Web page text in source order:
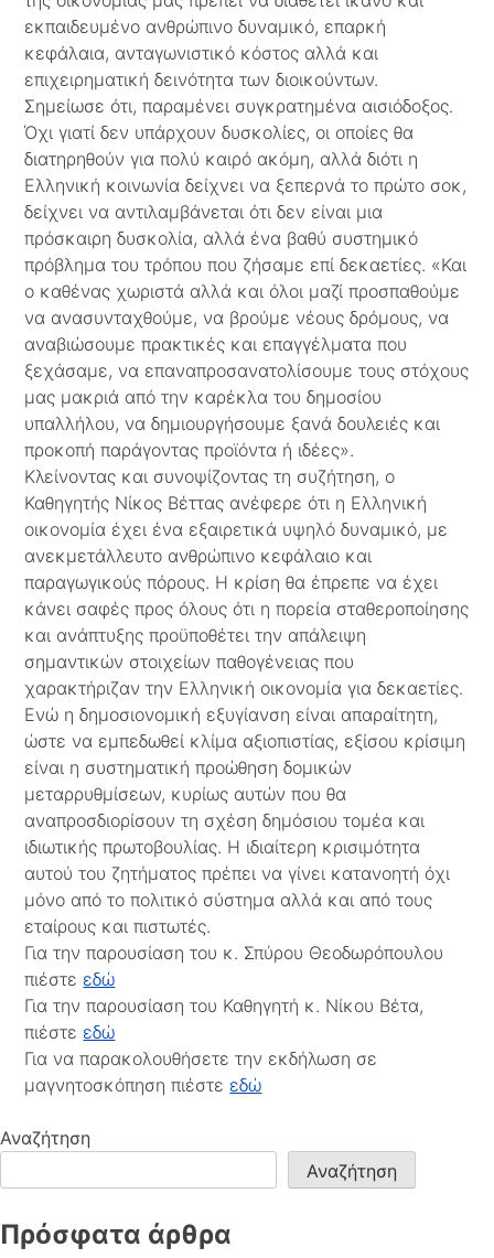
εκπαιδευμένο ανθρώπινο δυναμικό, επαρκή
κεφάλαια, ανταγωνιστικό κόστος αλλά και
επιχειρηματική δεινότητα των διοικούντων.
Σημείωσε ότι, παραμένει συγκρατημένα αισιόδοξος.
Όχι γιατί δεν υπάρχουν δυσκολίες, οι οποίες θα
διατηρηθούν για πολύ καιρό ακόμη, αλλά διότι η
Ελληνική κοινωνία δείχνει να ξεπερνά το πρώτο σοκ,
δείχνει να αντιλαμβάνεται ότι δεν είναι μια
πρόσκαιρη δυσκολία, αλλά ένα βαθύ συστημικό
πρόβλημα του τρόπου που ζήσαμε επί δεκαετίες. «Και
ο καθένας χωριστά αλλά και όλοι μαζί προσπαθούμε
να ανασυνταχθούμε, να βρούμε νέους δρόμους, να
αναβιώσουμε πρακτικές και επαγγέλματα που
ξεχάσαμε, να επαναπροσανατολίσουμε τους στόχους
μας μακριά από την καρέκλα του δημοσίου
υπαλλήλου, να δημιουργήσουμε ξανά δουλειές και
προκοπή παράγοντας προϊόντα ή ιδέες».
Κλείνοντας και συνοψίζοντας τη συζήτηση, ο
Καθηγητής Νίκος Βέττας ανέφερε ότι η Ελληνική
οικονομία έχει ένα εξαιρετικά υψηλό δυναμικό, με
ανεκμετάλλευτο ανθρώπινο κεφάλαιο και
παραγωγικούς πόρους. Η κρίση θα έπρεπε να έχει
κάνει σαφές προς όλους ότι η πορεία σταθεροποίησης
και ανάπτυξης προϋποθέτει την απάλειψη
σημαντικών στοιχείων παθογένειας που
χαρακτήριζαν την Ελληνική οικονομία για δεκαετίες.
Ενώ η δημοσιονομική εξυγίανση είναι απαραίτητη,
ώστε να εμπεδωθεί κλίμα αξιοπιστίας, εξίσου κρίσιμη
είναι η συστηματική προώθηση δομικών
μεταρρυθμίσεων, κυρίως αυτών που θα
αναπροσδιορίσουν τη σχέση δημόσιου τομέα και
ιδιωτικής πρωτοβουλίας. Η ιδιαίτερη κρισιμότητα
αυτού του ζητήματος πρέπει να γίνει κατανοητή όχι
μόνο από το πολιτικό σύστημα αλλά και από τους
εταίρους και πιστωτές.
Για την παρουσίαση του κ. Σπύρου Θεοδωρόπουλου
πιέστε εδώ
Για την παρουσίαση του Καθηγητή κ. Νίκου Βέτα,
πιέστε εδώ
Για να παρακολουθήσετε την εκδήλωση σε
μαγνητοσκόπηση πιέστε εδώ
Αναζήτηση
Αναζήτηση
Πρόσφατα άρθρα